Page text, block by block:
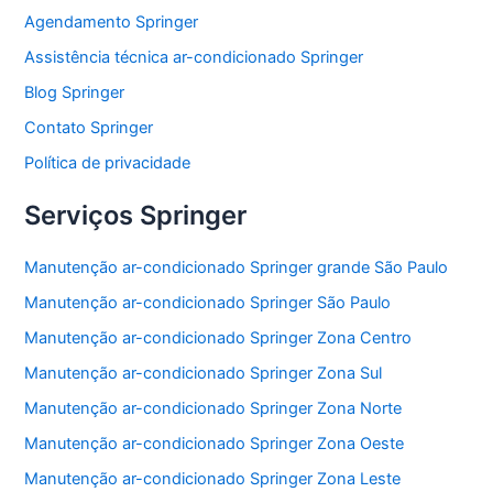
e
b
o
o
k
er s
A
p
l
Agendamento Springer
Assistência técnica ar-condicionado Springer
Blog Springer
Contato Springer
Política de privacidade
Serviços Springer
Manutenção ar-condicionado Springer grande São Paulo
Manutenção ar-condicionado Springer São Paulo
Manutenção ar-condicionado Springer Zona Centro
Manutenção ar-condicionado Springer Zona Sul
Manutenção ar-condicionado Springer Zona Norte
Manutenção ar-condicionado Springer Zona Oeste
Manutenção ar-condicionado Springer Zona Leste